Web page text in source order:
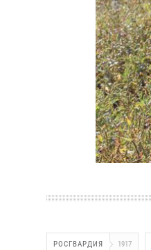
РОСГВАРДИЯ 1917